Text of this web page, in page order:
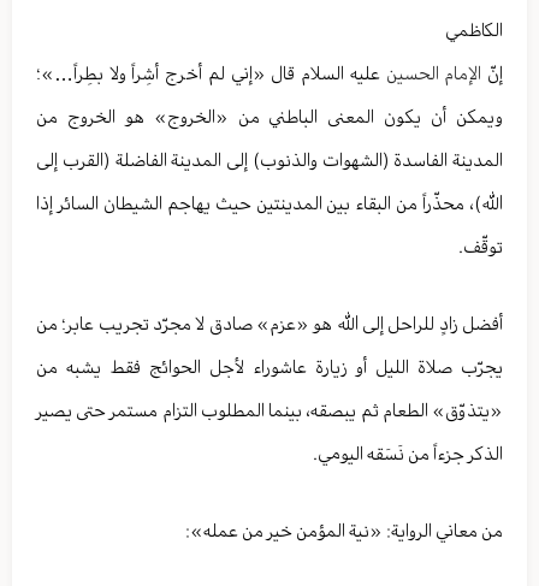
الكاظمي
إنّ الإمام الحسين عليه السلام قال «إني لم أخرج أشِراً ولا بطِراً…»؛
ويمكن أن يكون المعنى الباطني من «الخروج» هو الخروج من
المدينة الفاسدة (الشهوات والذنوب) إلى المدينة الفاضلة (القرب إلى
الله)، محذّراً من البقاء بين المدينتين حيث يهاجم الشيطان السائر إذا
توقّف.
أفضل زادٍ للراحل إلى الله هو «عزم» صادق لا مجرّد تجريب عابر؛ من
يجرّب صلاة الليل أو زيارة عاشوراء لأجل الحوائج فقط يشبه من
«يتذوّق» الطعام ثم يبصقه، بينما المطلوب التزام مستمر حتى يصير
الذكر جزءاً من نَسَقه اليومي.
من معاني الرواية: «نية المؤمن خير من عمله»: